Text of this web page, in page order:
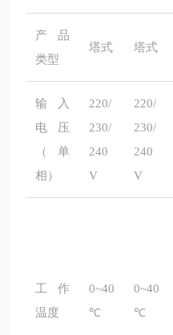
产品
类型
塔式 塔式
输入
电压
（单
相）
220/
230/
240
V
220/
230/
240
V
工作
温度
0~40
℃
0~40
℃